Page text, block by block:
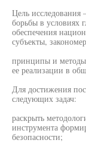
Цель исследования
борьбы в условиях
обеспечения
субъекты,
принципы и методы
ее реализации в
Для достижения
следующих задач:
раскрыть
инструмента
безопасности;